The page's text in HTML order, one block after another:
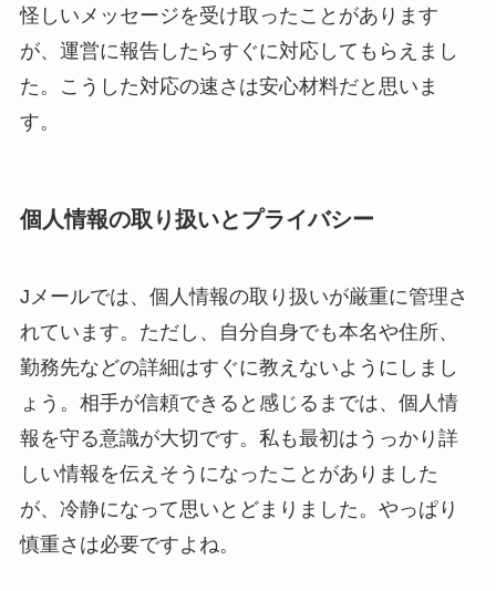
怪しいメッセージを受け取ったことがあります
が、運営に報告したらすぐに対応してもらえまし
た。こうした対応の速さは安心材料だと思いま
す。
個人情報の取り扱いとプライバシー
Jメールでは、個人情報の取り扱いが厳重に管理さ
れています。ただし、自分自身でも本名や住所、
勤務先などの詳細はすぐに教えないようにしまし
ょう。相手が信頼できると感じるまでは、個人情
報を守る意識が大切です。私も最初はうっかり詳
しい情報を伝えそうになったことがありました
が、冷静になって思いとどまりました。やっぱり
慎重さは必要ですよね。